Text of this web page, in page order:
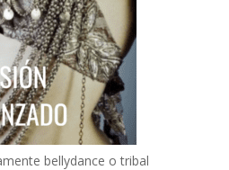
bellydance o tribal